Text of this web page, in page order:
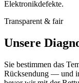
Elektronikdefekte.
Transparent & fair
Unsere
Sie bestimmen das
Rücksendung — und